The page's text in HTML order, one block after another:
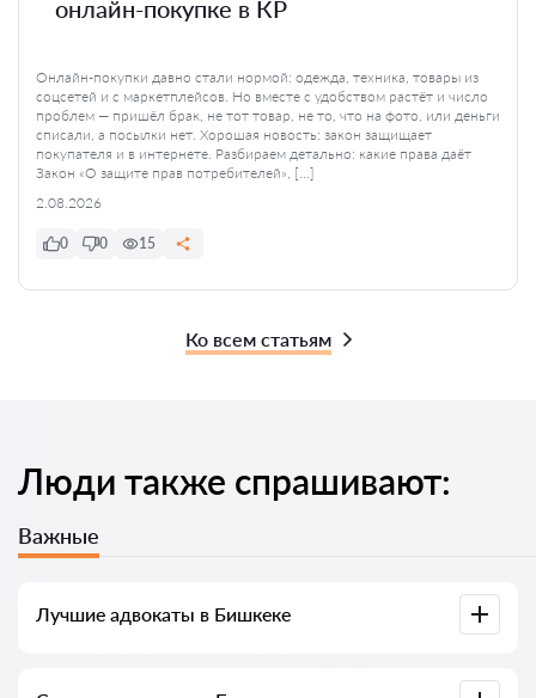
онлайн-покупке в КР
Онлайн-покупки давно стали нормой: одежда, техника, товары из
соцсетей и с маркетплейсов. Но вместе с удобством растёт и число
проблем — пришёл брак, не тот товар, не то, что на фото, или деньги
списали, а посылки нет. Хорошая новость: закон защищает
покупателя и в интернете. Разбираем детально: какие права даёт
Закон «О защите прав потребителей», […]
2.08.2026
0 0 15
Ко всем статьям
Люди также спрашивают:
Важные
Лучшие адвокаты в Бишкеке